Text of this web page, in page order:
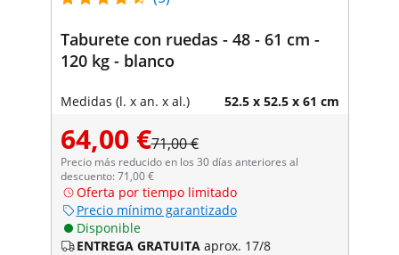
Taburete con ruedas - 48 - 61 cm -
120 kg - blanco
Medidas (l. x an. x al.) 52.5 x 52.5 x 61 cm
64,00 €71,00 €
Precio más reducido en los 30 días anteriores al
descuento: 71,00 €
Oferta por tiempo limitado
Precio mínimo garantizado
Disponible
ENTREGA GRATUITA aprox. 17/8